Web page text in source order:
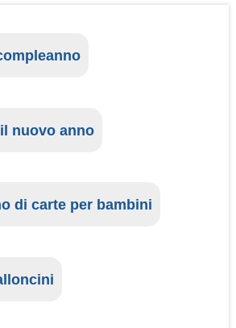
nuovo anno
di carte per bambini